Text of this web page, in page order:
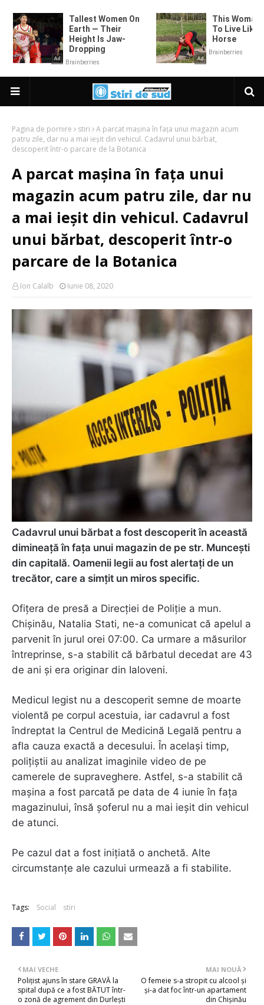
Pagina de pornire stiri
A parcat mașina în fața unui magazin acum
patru zile, dar nu a mai ieșit din vehicul. Cadavrul unui bărbat,
descoperit într-o parcare de la Botanica
A parcat mașina în fața unui
magazin acum patru zile, dar nu
a mai ieșit din vehicul. Cadavrul
unui bărbat, descoperit într-o
parcare de la Botanica
Ion Calalb Iunie 08, 2020
Cadavrul unui bărbat a fost descoperit în această
dimineață în fața unui magazin de pe str. Muncești
din capitală. Oamenii legii au fost alertați de un
trecător, care a simțit un miros specific.
Ofițera de presă a Direcției de Poliție a mun.
Chișinău, Natalia Stati, ne-a comunicat că apelul a
parvenit în jurul orei 07:00. Ca urmare a măsurilor
întreprinse, s-a stabilit că bărbatul decedat are 43
de ani și era originar din Ialoveni.
Medicul legist nu a descoperit semne de moarte
violentă pe corpul acestuia, iar cadavrul a fost
îndreptat la Centrul de Medicină Legală pentru a
afla cauza exactă a decesului. În același timp,
polițiștii au analizat imaginile video de pe
camerele de supraveghere. Astfel, s-a stabilit că
mașina a fost parcată pe data de 4 iunie în fața
magazinului, însă șoferul nu a mai ieșit din vehicul
de atunci.
Pe cazul dat a fost inițiată o anchetă. Alte
circumstanțe ale cazului urmează a fi stabilite.
Tags: Social stiri
MAI NOUĂ
O femeie s-a stropit cu alcool și
și-a dat foc într-un apartament
din Chișinău
MAI VECHE
Polițist ajuns în stare GRAVĂ la
spital după ce a fost BĂTUT într-
o zonă de agrement din Durlești